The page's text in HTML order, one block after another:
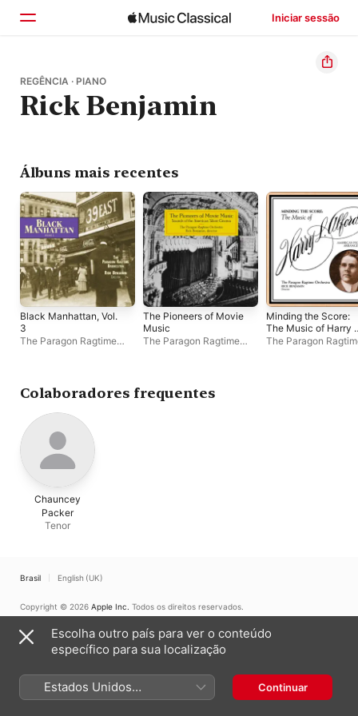
Iniciar sessão
Início
Explorar
REGÊNCIA · PIANO
Rick Benjamin
Álbuns mais recentes
Black Manhattan, Vol.
3
The Paragon Ragtime
The Pioneers of Movie
Music
The Paragon Ragtime
Minding the Score:
The Music of Harry
Alford
The Paragon
Colaboradores frequentes
Chauncey
Packer
Tenor
Brasil English (UK)
Copyright © 2026 Apple Inc. Todos os direitos reservados.
Aviso de utilização de cookies
Suporte Comentários
Escolha outro país para ver o conteúdo
específico para sua localização
Estados Unidos
(Português Brasil)
Continuar